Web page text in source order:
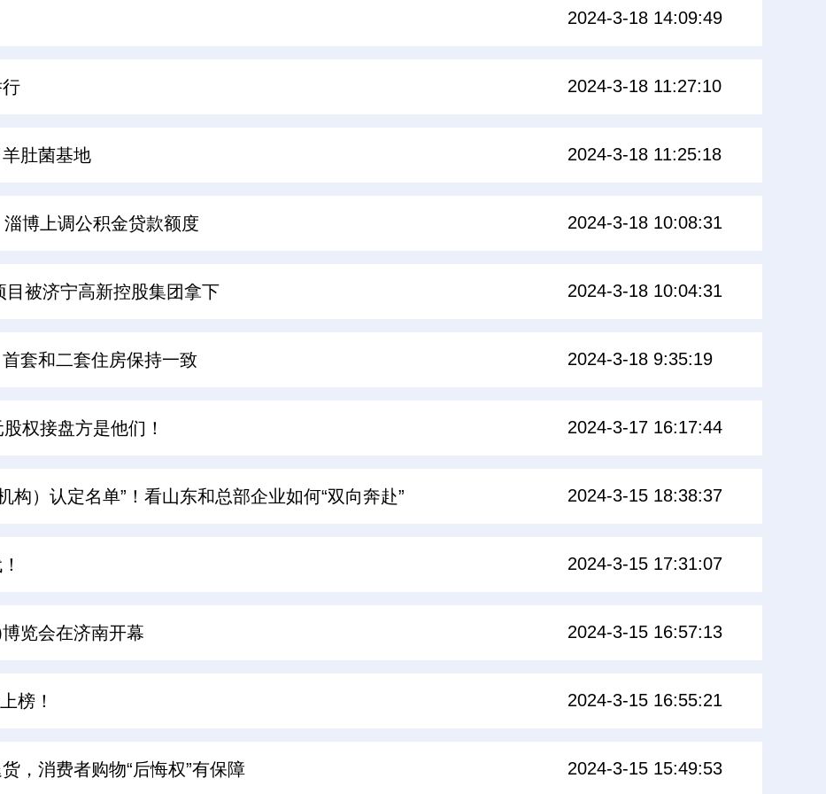
2024-3-18 14:09:49
2024-3-18 11:27:10
肚菌基地 2024-3-18 11:25:18
博上调公积金贷款额度 2024-3-18 10:08:31
目被济宁高新控股集团拿下 2024-3-18 10:04:31
套和二套住房保持一致 2024-3-18 9:35:19
权接盘方是他们！ 2024-3-17 16:17:44
构）认定名单”！看山东和总部企业如何“双向奔赴” 2024-3-15 18:38:37
2024-3-15 17:31:07
览会在济南开幕 2024-3-15 16:57:13
榜！ 2024-3-15 16:55:21
，消费者购物“后悔权”有保障 2024-3-15 15:49:53